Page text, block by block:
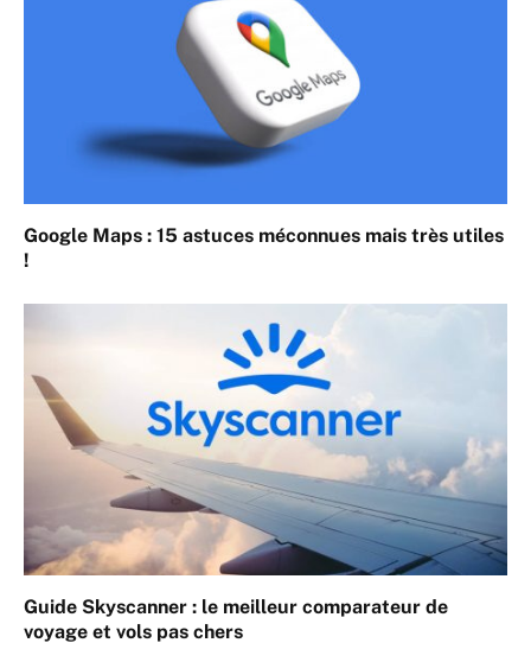
Google Maps : 15 astuces méconnues mais très utiles
!
Guide Skyscanner : le meilleur comparateur de
voyage et vols pas chers